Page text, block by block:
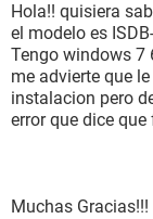
Hola!! quisiera
el modelo es
Tengo windows 7
me advierte que
instalacion pero
error que dice
Muchas Gracias!!!